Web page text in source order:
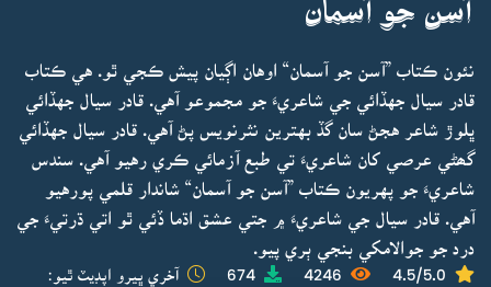
آسن جو آسمان
نئون ڪتاب ”آسن جو آسمان“ اوهان اڳيان پيش ڪجي ٿو. هي ڪتاب
قادر سيال جهڏائي جي شاعريءَ جو مجموعو آهي. قادر سيال جهڏائي
ڀلوڙ شاعر هجڻ سان گڏ بهترين نثرنويس پڻ آهي. قادر سيال جهڏائي
گھڻي عرصي کان شاعريءَ تي طبع آزمائي ڪري رهيو آهي. سندس
شاعريءَ جو پهريون ڪتاب ”آسن جو آسمان“ شاندار قلمي پورهيو
آهي. قادر سيال جي شاعريءَ ۾ جتي عشق اڌما ڏئي ٿو اتي ڌرتيءَ جي
درد جو جوالامکي بنجي ٻري پيو.
4.5/5.0
4246
674 آخري ڀيرو اپڊيٽ ٿيو: